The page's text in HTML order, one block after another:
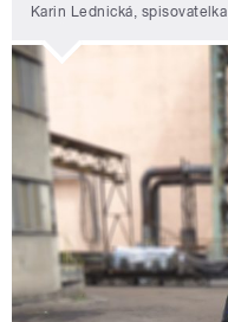
Karin Lednická, spisovatelka